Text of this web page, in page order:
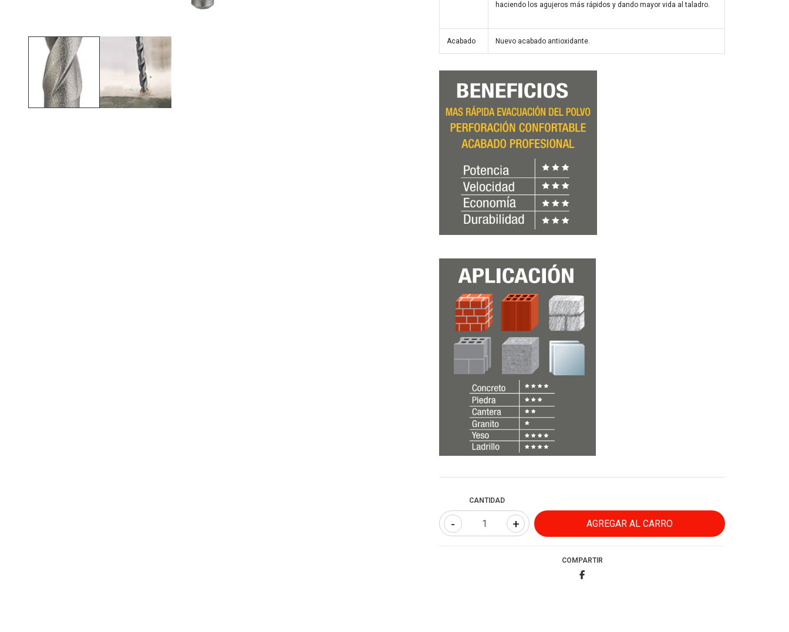
haciendo los agujeros más rápidos y dando mayor vida al taladro.
Acabado Nuevo acabado antioxidante.
CANTIDAD
+
-
COMPARTIR